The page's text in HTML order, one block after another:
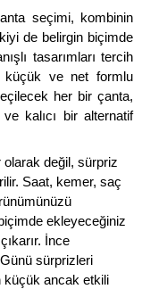
seçimi, kombinin
de belirgin biçimde
tasarımları tercih
küçük ve net formlu
her bir çanta,
kalıcı bir alternatif
olarak değil, sürpriz
Saat, kemer, saç
ekleyeceğiniz
İnce
sürprizleri
küçük ancak etkili